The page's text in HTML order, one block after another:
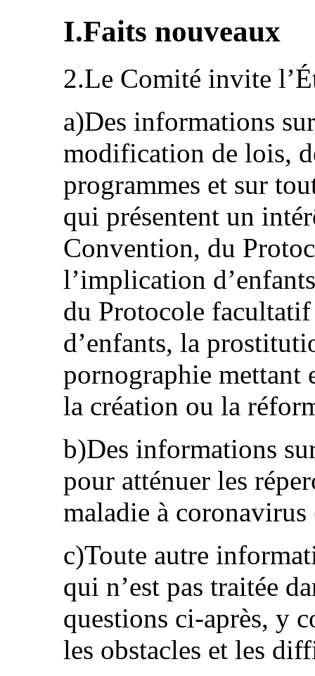
I.Faits nouveaux
2.Le Comité invite
a)Des informations
modification de lois,
programmes et sur
qui présentent un
Convention, du
l’implication
du Protocole
d’enfants, la
pornographie mettant
la création ou la
b)Des informations
pour atténuer les
maladie à
c)Toute autre
qui n’est pas traitée
questions ci-après, y
les obstacles et les